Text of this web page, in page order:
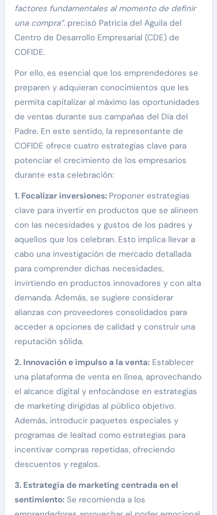
factores fundamentales al momento de definir
una compra”.precisó Patricia del Aguila del
Centro de Desarrollo Empresarial (CDE) de
COFIDE.
Por ello, es esencial que los emprendedores se
preparen y adquieran conocimientos que les
permita capitalizar al máximo las oportunidades
de ventas durante sus campañas del Día del
Padre. En este sentido, la representante de
COFIDE ofrece cuatro estrategias clave para
potenciar el crecimiento de los empresarios
durante esta celebración:
1. Focalizar inversiones: Proponer estrategias
clave para invertir en productos que se alineen
con las necesidades y gustos de los padres y
aquellos que los celebran. Esto implica llevar a
cabo una investigación de mercado detallada
para comprender dichas necesidades,
invirtiendo en productos innovadores y con alta
demanda. Además, se sugiere considerar
alianzas con proveedores consolidados para
acceder a opciones de calidad y construir una
reputación sólida.
2. Innovación e impulso a la venta:Establecer
una plataforma de venta en línea, aprovechando
el alcance digital y enfocándose en estrategias
de marketing dirigidas al público objetivo.
Además, introducir paquetes especiales y
programas de lealtad como estrategias para
incentivar compras repetidas, ofreciendo
descuentos y regalos.
3. Estrategia de marketing centrada en el
sentimiento:Se recomienda a los